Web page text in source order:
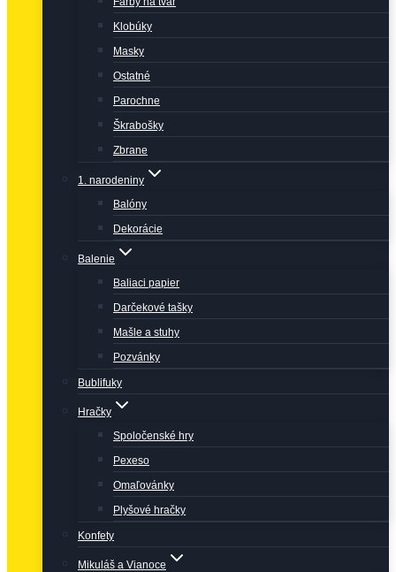
Klobúky
Masky
Ostatné
Parochne
Škrabošky
Zbrane
1. narodeniny
Balóny
Dekorácie
Balenie
Baliaci papier
Darčekové tašky
Mašle a stuhy
Pozvánky
Bublifuky
Hračky
Spoločenské hry
Pexeso
Omaľovánky
Plyšové hračky
Konfety
Mikuláš a Vianoce